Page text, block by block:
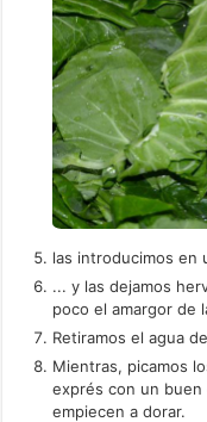
las introducimos en
... y las dejamos
poco el amargor de
Retiramos el agua
Mientras, picamos
exprés con un
empiecen a dorar.